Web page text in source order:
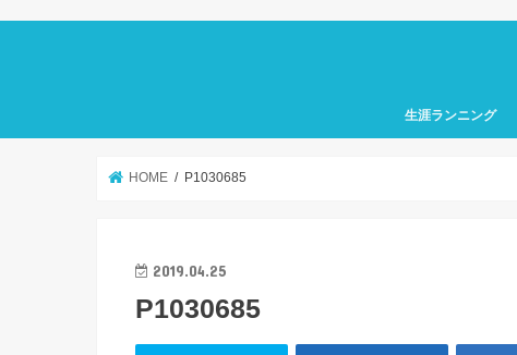
生涯ランニング
HOME P1030685
2019.04.25
P1030685